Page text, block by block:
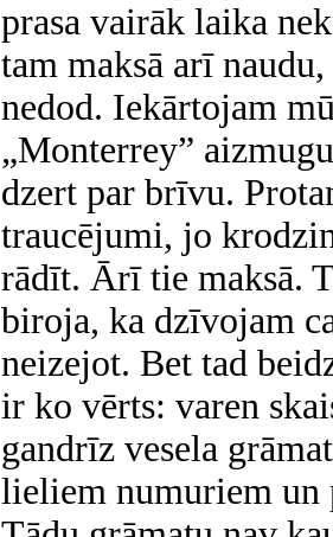
prasa vairāk laika
tam maksā arī
nedod. Iekārtojam
„Monterrey”
dzert par brīvu.
traucējumi, jo
rādīt. Ārī tie maksā.
biroja, ka dzīvojam
neizejot. Bet tad
ir ko vērts: varen
gandrīz vesela
lieliem numuriem un